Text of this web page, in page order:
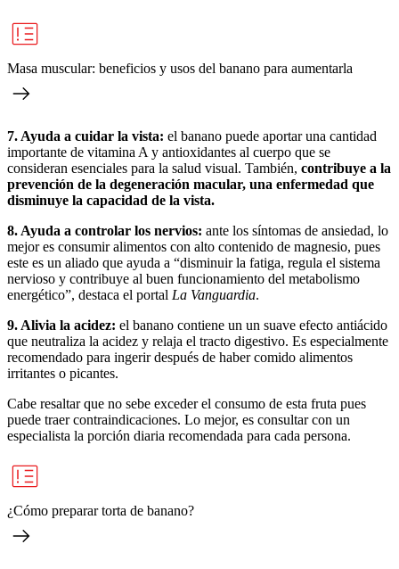
Masa muscular: beneficios y usos del banano para aumentarla
7. Ayuda a cuidar la vista: el banano puede aportar una cantidad
importante de vitamina A y antioxidantes al cuerpo que se
consideran esenciales para la salud visual. También, contribuye a la
prevención de la degeneración macular, una enfermedad que
disminuye la capacidad de la vista.
8. Ayuda a controlar los nervios: ante los síntomas de ansiedad, lo
mejor es consumir alimentos con alto contenido de magnesio, pues
este es un aliado que ayuda a “disminuir la fatiga, regula el sistema
nervioso y contribuye al buen funcionamiento del metabolismo
energético”, destaca el portal La Vanguardia.
9. Alivia la acidez: el banano contiene un un suave efecto antiácido
que neutraliza la acidez y relaja el tracto digestivo. Es especialmente
recomendado para ingerir después de haber comido alimentos
irritantes o picantes.
Cabe resaltar que no sebe exceder el consumo de esta fruta pues
puede traer contraindicaciones. Lo mejor, es consultar con un
especialista la porción diaria recomendada para cada persona.
¿Cómo preparar torta de banano?